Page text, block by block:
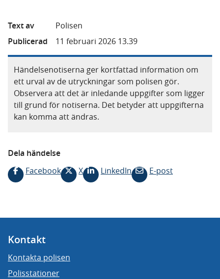
Text av
Polisen
Publicerad
11 februari 2026 13.39
Händelsenotiserna ger kortfattad information om
ett urval av de utryckningar som polisen gör.
Observera att det är inledande uppgifter som ligger
till grund för notiserna. Det betyder att uppgifterna
kan komma att ändras.
Dela händelse
Facebook
X LinkedIn E-post
Kontakt
Kontakta polisen
Polisstationer